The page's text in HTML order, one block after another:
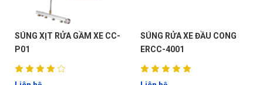
SÚNG XỊT RỬA GẦM XE CC-
P01
SÚNG RỬA XE ĐẦU CONG
ERCC-4001